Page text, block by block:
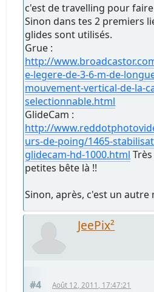
c'est de travelling pour
Sinon dans tes 2 premiers
glides sont utilisés.
Grue :
http://
e-legere-de-3-6-m-de-
mouvement-vertical-de-la-
selectionnable.html
GlideCam :
http://
urs-de-poing/1465-
glidecam-hd-1000.html
petites bête là !!
Sinon, après, c'est un autre
JeePix²
#4 Août 12, 2011, 17:47:21